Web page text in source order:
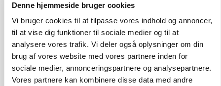
Denne hjemmeside bruger cookies
Vi bruger cookies til at tilpasse vores indhold og annoncer,
til at vise dig funktioner til sociale medier og til at
analysere vores trafik. Vi deler også oplysninger om din
brug af vores website med vores partnere inden for
sociale medier, annonceringspartnere og analysepartnere.
Vores partnere kan kombinere disse data med andre
Snart kan man søge tilskud til naturprojekter